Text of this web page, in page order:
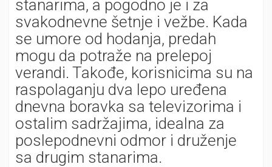
stanarima, a pogodno je i za
svakodnevne šetnje i vežbe. Kada
se umore od hodanja, predah
mogu da potraže na prelepoj
verandi. Takođe, korisnicima su na
raspolaganju dva lepo uređena
dnevna boravka sa televizorima i
ostalim sadržajima, idealna za
poslepodnevni odmor i druženje
sa drugim stanarima.